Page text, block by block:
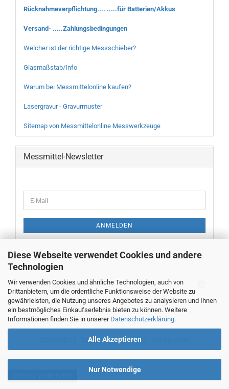
Diese Webseite verwendet Cookies und andere
Technologien
Wir verwenden Cookies und ähnliche Technologien, auch von
Drittanbietern, um die ordentliche Funktionsweise der Website zu
gewährleisten, die Nutzung unseres Angebotes zu analysieren und Ihnen
ein bestmögliches Einkaufserlebnis bieten zu können. Weitere
Informationen finden Sie in unserer Datenschutzerklärung.
Alle Akzeptieren
Nur Notwendige
Rücknahmeverpflichtung.... .....für Batterien/Akkus
Versand- .....Zahlungsbedingungen
Welcher ist der richtige Messschieber?
Glasmaßstab/Info
Warum bei Messmittelonline kaufen?
Lasergravur - Gravurmuster
Sitemap von Messmittelonline Messwerkzeuge
Messmittel-Newsletter
ZUR
E-
Mail
ANMELDEN
Neue Messwerkzeuge
TEL. 00493382707470